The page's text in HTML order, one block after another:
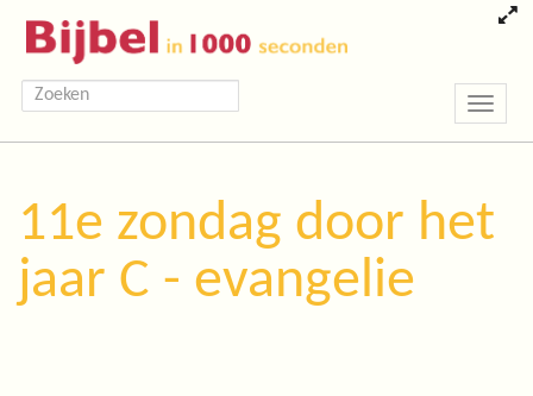
Toggle
11e zondag door het
jaar C - evangelie